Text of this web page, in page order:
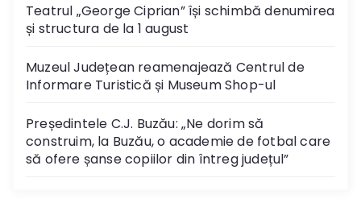
Teatrul „George Ciprian” își schimbă denumirea
și structura de la 1 august
Muzeul Județean reamenajează Centrul de
Informare Turistică și Museum Shop-ul
Președintele C.J. Buzău: „Ne dorim să
construim, la Buzău, o academie de fotbal care
să ofere șanse copiilor din întreg județul”